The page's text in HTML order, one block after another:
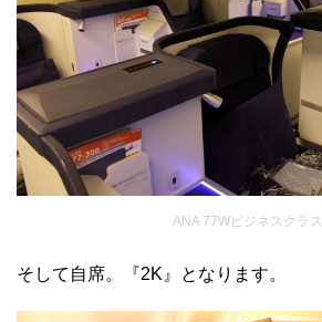
ANA 77Wビジネスクラス
そして自席。『2K』となります。